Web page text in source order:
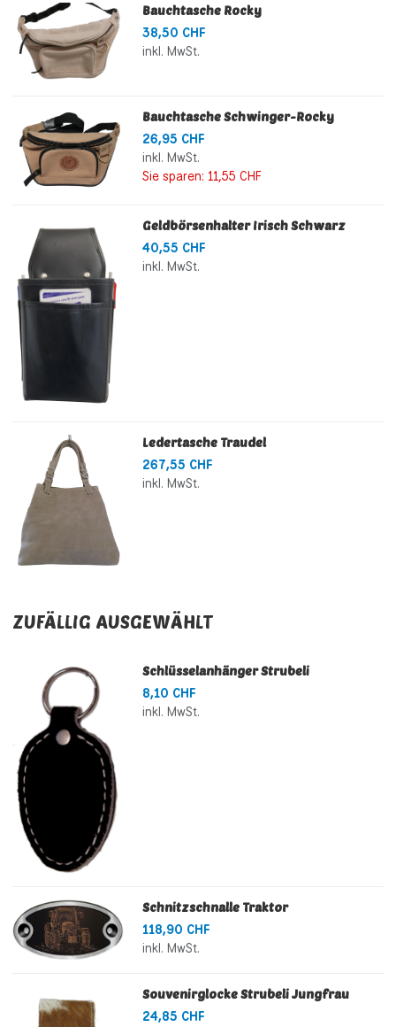
Bauchtasche Rocky
38,50 CHF
inkl. MwSt.
Bauchtasche Schwinger-Rocky
26,95 CHF
inkl. MwSt.
Sie sparen: 11,55 CHF
Geldbörsenhalter Irisch Schwarz
40,55 CHF
inkl. MwSt.
Ledertasche Traudel
267,55 CHF
inkl. MwSt.
ZUFÄLLIG AUSGEWÄHLT
Schlüsselanhänger Strubeli
8,10 CHF
inkl. MwSt.
Schnitzschnalle Traktor
118,90 CHF
inkl. MwSt.
Souvenirglocke Strubeli Jungfrau
24,85 CHF